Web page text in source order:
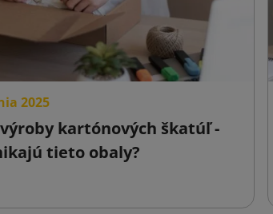
sa skladovania výrobku.
tlače.
Sú ľahko rezané, aplikovateľné a prispôsobiteľné
udržiavať spojenie medzi dvoma povrchmi
ďalších.
2025
kartónových škatúľ -
tieto obaly?